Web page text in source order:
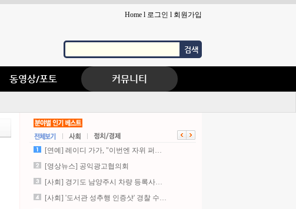
Home l 로그인 l 회원가입
검색
동영상/포토 커뮤니티
[연예] 레이디 가가, "이번엔 자위 퍼…
[영상뉴스] 공익광고협의회
[사회] 경기도 남양주시 차량 등록사…
[사회] '도서관 성추행 인증샷' 경찰 수…